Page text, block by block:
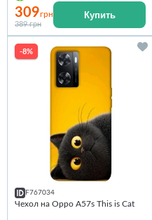
309грн
389 грн
Купить
-8%
F767034
Чехол на Oppo A57s This is Cat